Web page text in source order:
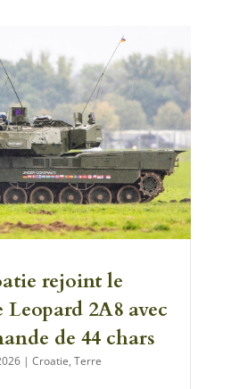
rejoint le
2A8 avec
de 44 chars
|Croatie,Terre